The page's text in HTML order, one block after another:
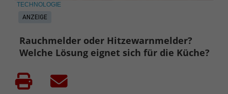
ANZEIGE
TECHNOLOGIE
Rauchmelder oder Hitzewarnmelder?
Welche Lösung eignet sich für die Küche?